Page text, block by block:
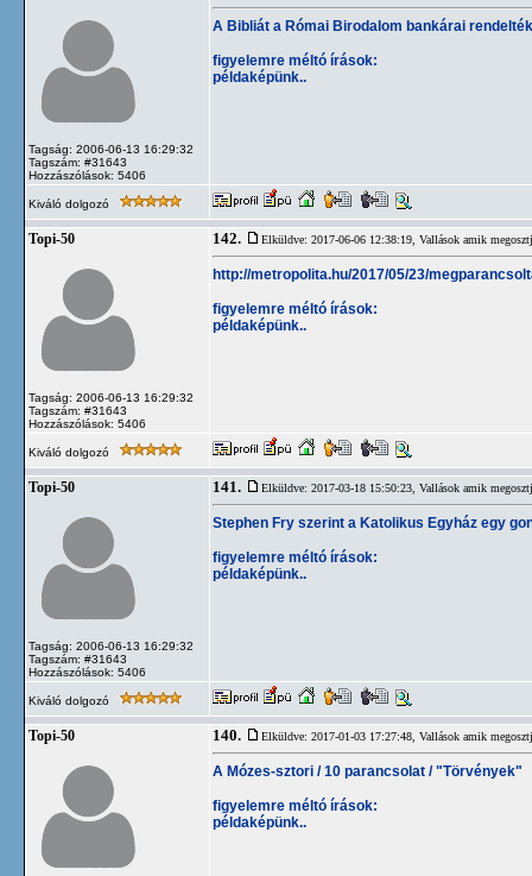
Tagság: 2006-06-13 16:29:32
Tagszám: #31643
Hozzászólások: 5406
A Bibliát a Római Birodalom bankárai
figyelemre méltó írások:
példaképünk..
Kiváló dolgozó
Topi-50
Tagság: 2006-06-13 16:29:32
Tagszám: #31643
Hozzászólások: 5406
142. Elküldve: 2017-06-06 12:38:19, Vallások amik
http://metropolita.hu/2017/05/23/
figyelemre méltó írások:
példaképünk..
Kiváló dolgozó
Topi-50
Tagság: 2006-06-13 16:29:32
Tagszám: #31643
Hozzászólások: 5406
141. Elküldve: 2017-03-18 15:50:23, Vallások amik
Stephen Fry szerint a Katolikus Egyház egy
figyelemre méltó írások:
példaképünk..
Kiváló dolgozó
Topi-50 140. Elküldve: 2017-01-03 17:27:48, Vallások amik
A Mózes-sztori / 10 parancsolat / "Törvények"
figyelemre méltó írások:
példaképünk..